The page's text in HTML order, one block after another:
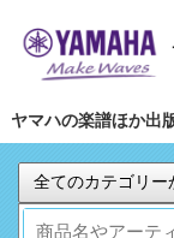
ヤマハの楽譜ほか出